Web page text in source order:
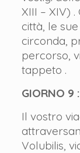
XIII – XIV)
città, le
circonda,
percorso,
tappeto .
GIORNO 9
Il vostro
Volubilis,